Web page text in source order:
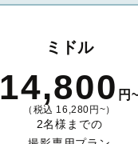
ミドル
14,800 円~
（税込 16,280円~）
2名様までの